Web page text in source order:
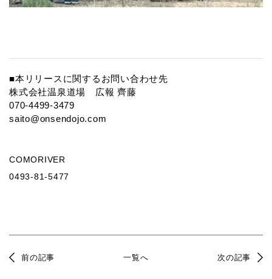
■本リリースに関するお問い合わせ先
株式会社温泉道場 広報 齊藤
070-4499-3479
saito@onsendojo.com
COMORIVER
0493-81-5477
前の記事 一覧へ 次の記事